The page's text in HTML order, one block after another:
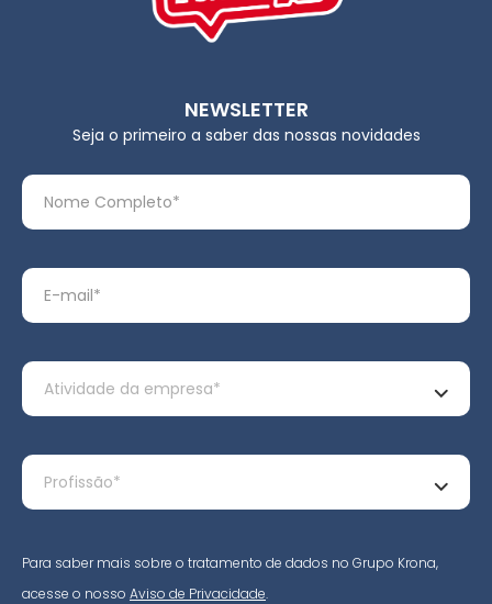
NEWSLETTER
Seja o primeiro a saber das nossas novidades
Para saber mais sobre o tratamento de dados no Grupo Krona,
acesse o nosso Aviso de Privacidade.